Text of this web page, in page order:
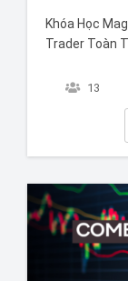
Khóa Học
Trader Toàn
Scalping
13